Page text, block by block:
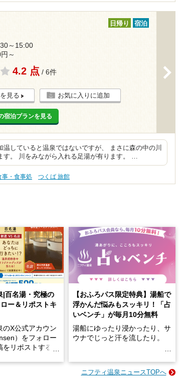
日帰り 宿泊
～15:00
～
4.2 点 / 6件
見る お気に入りに追加
宿泊プランを見る
していると温泉ではないですが、 まさに森の中の川
す。 川をみながら入れる足湯が有ります。 …
事・食事処 つくば 旅館
|百名湯・究極の
ー＆リポストキ
のX公式アカウン
）をフォロー
をリポストする
【おふろパス限定特典】湯船で
浮かんだ悩みもスッキリ！「占
いベンチ」が毎月10分無料
湯船にゆったり浸かったり、サ
ウナでじっと汗を流したり。
そんな「一人でぼんやり過ごす
ニフティ温泉ニュースTOPへ